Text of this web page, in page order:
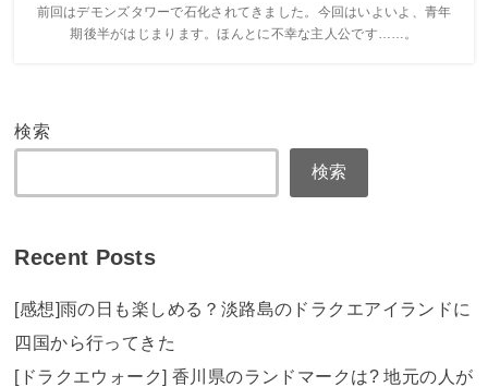
前回はデモンズタワーで石化されてきました。今回はいよいよ、青年
期後半がはじまります。ほんとに不幸な主人公です……。
検索
検索
Recent Posts
[感想]雨の日も楽しめる？淡路島のドラクエアイランドに
四国から行ってきた
[ドラクエウォーク] 香川県のランドマークは? 地元の人が